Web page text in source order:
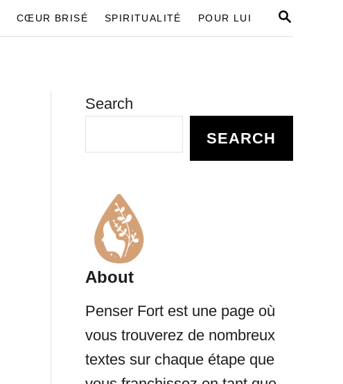
S
CŒUR BRISÉ SPIRITUALITÉ POUR LUI
Search
SEARCH
About
Penser Fort est une page où
vous trouverez de nombreux
textes sur chaque étape que